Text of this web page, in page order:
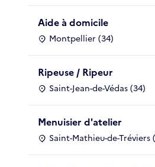
Aide à domicile
Montpellier (34)
Ripeuse / Ripeur
Saint-Jean-de-Védas (34)
Menuisier d'atelier
Saint-Mathieu-de-Tréviers